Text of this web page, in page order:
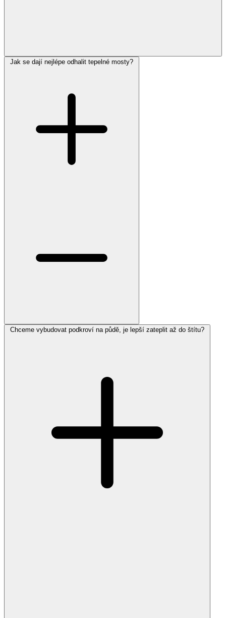
Jak se dají nejlépe odhalit tepelné mosty?
Chceme vybudovat podkroví na půdě, je lepší zateplit až do štítu?